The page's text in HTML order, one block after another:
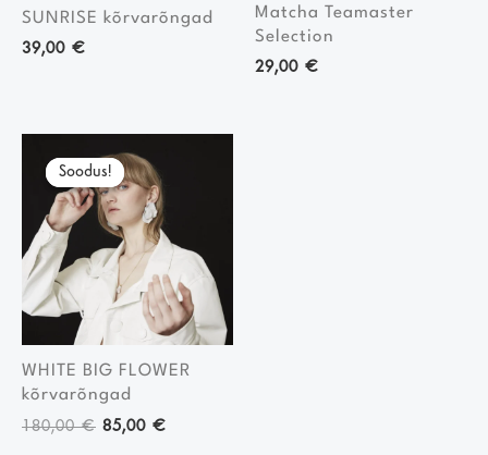
SUNRISE kõrvarõngad
39,00 €
Matcha Teamaster
Selection
29,00 €
Soodus!
Soodus!
WHITE BIG FLOWER
kõrvarõngad
180,00€
hind
oli:
180,00 €.
85,00 €